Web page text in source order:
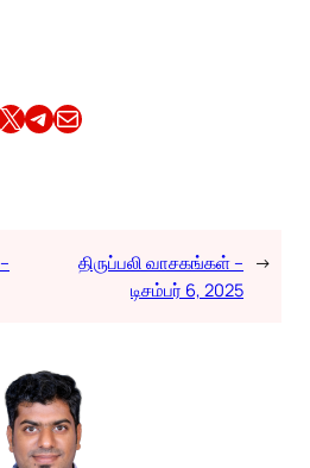
on X Share this article on TelegramEmail this Article
திருப்பலி வாசகங்கள் –
டிசம்பர் 6, 2025
→